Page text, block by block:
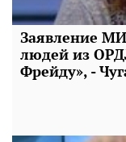
Заявление
людей из
Фрейду», -